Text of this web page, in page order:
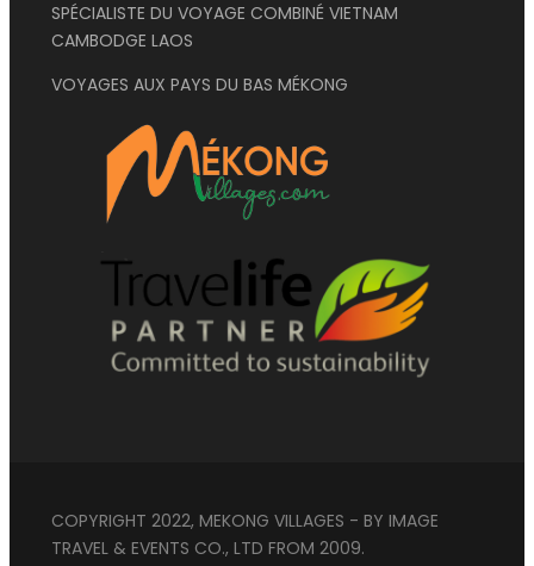
SPÉCIALISTE DU VOYAGE COMBINÉ VIETNAM
CAMBODGE LAOS
VOYAGES AUX PAYS DU BAS MÉKONG
COPYRIGHT 2022, MEKONG VILLAGES - BY IMAGE
TRAVEL & EVENTS CO., LTD FROM 2009.